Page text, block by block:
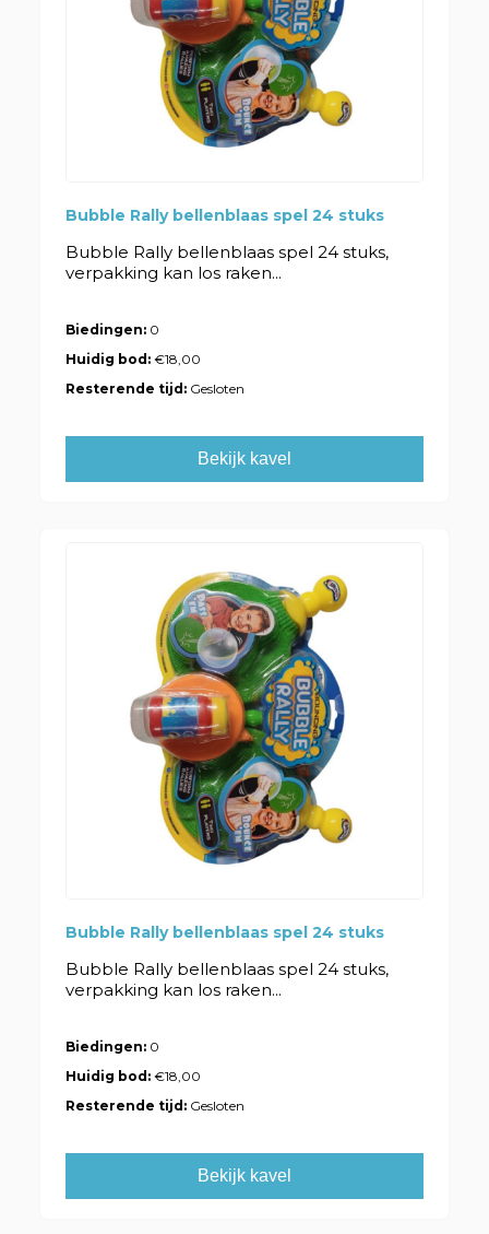
Bubble Rally bellenblaas spel 24 stuks
Bubble Rally bellenblaas spel 24 stuks,
verpakking kan los raken...
Biedingen: 0
Huidig bod:€18,00
Resterende tijd: Gesloten
Bekijk kavel
Bubble Rally bellenblaas spel 24 stuks
Bubble Rally bellenblaas spel 24 stuks,
verpakking kan los raken...
Biedingen: 0
Huidig bod:€18,00
Resterende tijd: Gesloten
Bekijk kavel